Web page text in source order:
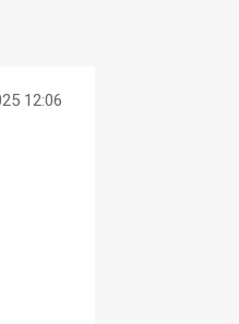
12:06